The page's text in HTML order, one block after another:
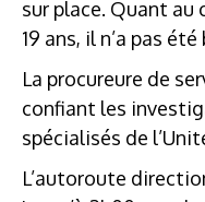
sur place. Quant au
19 ans, il n’a pas été
La procureure de
confiant les
spécialisés de
L’autoroute